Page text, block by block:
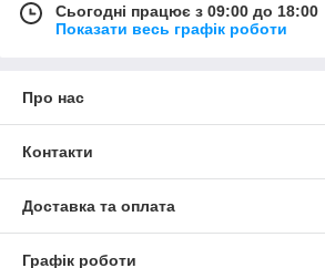
Сьогодні працює з 09:00 до 18:00
Показати весь графік роботи
Про нас
Контакти
Доставка та оплата
Графік роботи